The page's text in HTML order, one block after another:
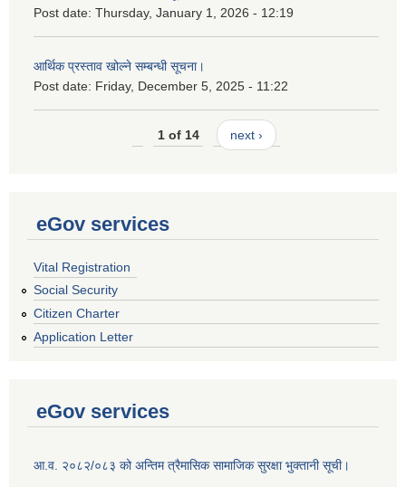
Post date: Thursday, January 1, 2026 - 12:19
आर्थिक प्रस्ताव खोल्ने सम्बन्धी सूचना।
Post date: Friday, December 5, 2025 - 11:22
1 of 14 next ›
eGov services
Vital Registration
Social Security
Citizen Charter
Application Letter
eGov services
आ.व. २०८२/०८३ को अन्तिम त्रैमासिक सामाजिक सुरक्षा भुक्तानी सूची।